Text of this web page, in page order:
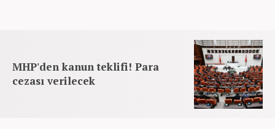
MHP'den kanun teklifi! Para
cezası verilecek